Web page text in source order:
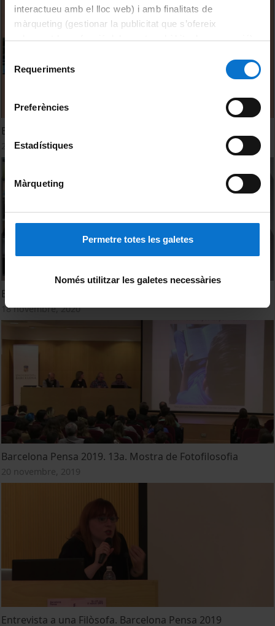
interactueu amb el lloc web) i amb finalitats de
màrqueting (gestionar la publicitat que s’ofereix
adequant-la en funció dels vostres hàbits de navegació).
consultar laPolítica de galetes del lloc web de la
de Requeriments
Preferències
Estadístiques
Màrqueting
Permetre totes les galetes
Només utilitzar les galetes necessàries
Barcelona Pensa 2021. 15a. Mostra de Fotofilosofia
22 octubre, 2021
Barcelona Pensa 2020. 14a. Mostra de Fotofilosofia
18 novembre, 2020
Barcelona Pensa 2019. 13a. Mostra de Fotofilosofia
20 novembre, 2019
Entrevista a una Filòsofa. Barcelona Pensa 2019